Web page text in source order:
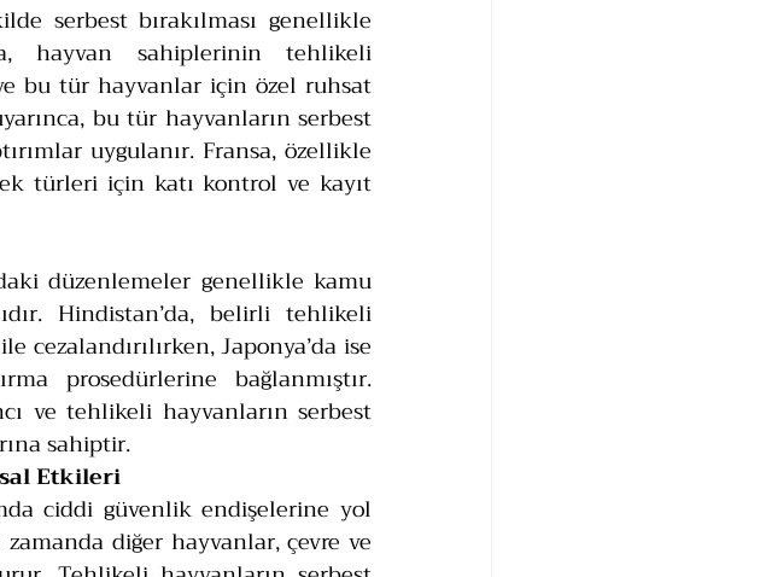
serbest bırakılması genellikle
hayvan sahiplerinin tehlikeli
bu tür hayvanlar için özel ruhsat
bu tür hayvanların serbest
uygulanır. Fransa, özellikle
türleri için katı kontrol ve kayıt
düzenlemeler genellikle kamu
Hindistan’da, belirli tehlikeli
cezalandırılırken, Japonya’da ise
prosedürlerine bağlanmıştır.
ve tehlikeli hayvanların serbest
sahiptir.
Etkileri
ciddi güvenlik endişelerine yol
diğer hayvanlar, çevre ve